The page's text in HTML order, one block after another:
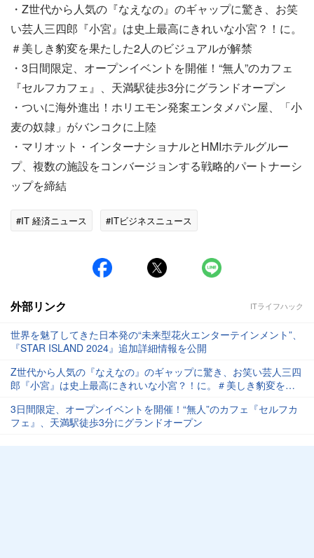
・Z世代から人気の『なえなの』のギャップに驚き、お笑
い芸人三四郎『小宮』は史上最高にきれいな小宮？！に。
＃美しき豹変を果たした2人のビジュアルが解禁
・3日間限定、オープンイベントを開催！“無人”のカフェ
『セルフカフェ』、天満駅徒歩3分にグランドオープン
・ついに海外進出！ホリエモン発案エンタメパン屋、「小
麦の奴隷」がバンコクに上陸
・マリオット・インターナショナルとHMIホテルグルー
プ、複数の施設をコンバージョンする戦略的パートナーシ
ップを締結
#IT 経済ニュース #ITビジネスニュース
外部リンク ITライフハック
世界を魅了してきた日本発の“未来型花火エンターテインメント”、
『STAR ISLAND 2024』追加詳細情報を公開
Z世代から人気の『なえなの』のギャップに驚き、お笑い芸人三四
郎『小宮』は史上最高にきれいな小宮？！に。＃美しき豹変を果
3日間限定、オープンイベントを開催！“無人”のカフェ『セルフカ
フェ』、天満駅徒歩3分にグランドオープン